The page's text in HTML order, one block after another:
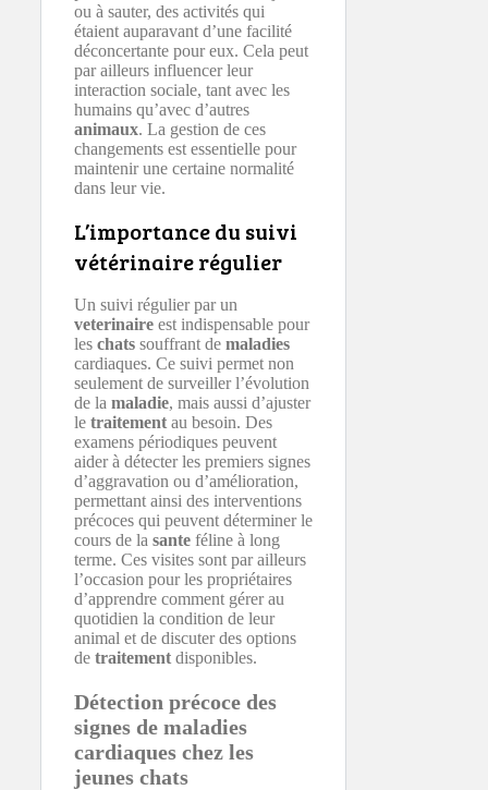
ou à sauter, des activités qui
étaient auparavant d’une facilité
déconcertante pour eux. Cela peut
par ailleurs influencer leur
interaction sociale, tant avec les
humains qu’avec d’autres
animaux. La gestion de ces
changements est essentielle pour
maintenir une certaine normalité
dans leur vie.
L’importance du suivi
vétérinaire régulier
Un suivi régulier par un
veterinaire est indispensable pour
les chats souffrant de maladies
cardiaques. Ce suivi permet non
seulement de surveiller l’évolution
de la maladie, mais aussi d’ajuster
le traitement au besoin. Des
examens périodiques peuvent
aider à détecter les premiers signes
d’aggravation ou d’amélioration,
permettant ainsi des interventions
précoces qui peuvent déterminer le
cours de la sante féline à long
terme. Ces visites sont par ailleurs
l’occasion pour les propriétaires
d’apprendre comment gérer au
quotidien la condition de leur
animal et de discuter des options
de traitement disponibles.
Détection précoce des
signes de maladies
cardiaques chez les
jeunes chats